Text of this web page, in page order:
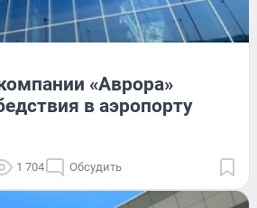
«Аврора»
в аэропорту
1 704 Обсудить